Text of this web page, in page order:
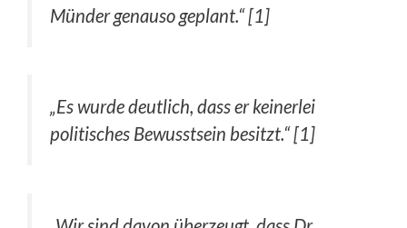
Münder genauso geplant.“ [1]
„Es wurde deutlich, dass er keinerlei
politisches Bewusstsein besitzt.“ [1]